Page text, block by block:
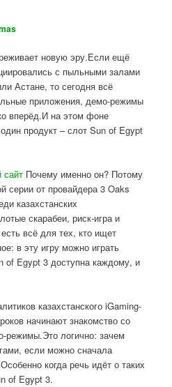
новую эру.Если ещё
с пыльными залами
Астане, то сегодня всё
приложения, демо-режимы
вперёд.И на этом фоне
продукт – слот Sun of Egypt
сайт Почему именно он? Потому
серии от провайдера 3 Oaks
казахстанских
скарабеи, риск-игра и
всё для тех, кто ищет
в эту игру можно играть
of Egypt 3 доступна каждому, и
казахстанского iGaming-
начинают знакомство со
режимы.Это логично: зачем
если можно сначала
когда речь идёт о таких
of Egypt 3.